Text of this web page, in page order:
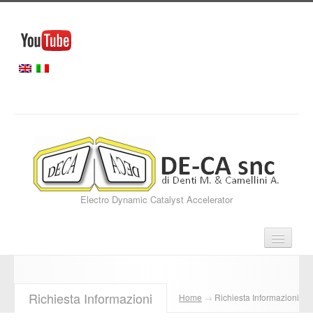
Electro Dynamic Catalyst Accelerator
Servizi
Richiesta Informazioni Home → Richiesta Informazioni